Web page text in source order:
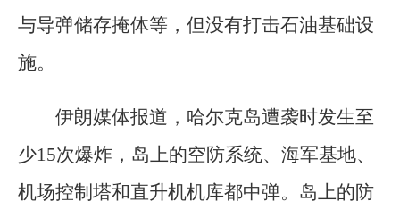
与导弹储存掩体等，但没有打击石油基础设
施。
伊朗媒体报道，哈尔克岛遭袭时发生至
少15次爆炸，岛上的空防系统、海军基地、
机场控制塔和直升机机库都中弹。岛上的防